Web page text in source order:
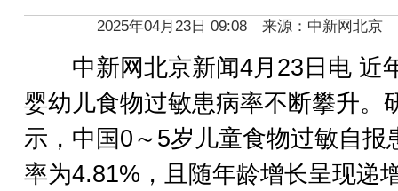
2025年04月23日 09:08 来源：中新网北京
中新网北京新闻4月23日电 近
婴幼儿食物过敏患病率不断攀升。
示，中国0～5岁儿童食物过敏自报
率为4.81%，且随年龄增长呈现递